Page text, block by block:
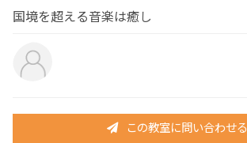
国境を超える音楽は癒し
この教室に問い合わせる